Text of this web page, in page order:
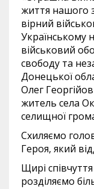
життя нашого
вірний
Українському
військовий
свободу та
Донецької
Олег
житель села
селищної
Схиляємо
Героя, який
Щирі
розділяємо